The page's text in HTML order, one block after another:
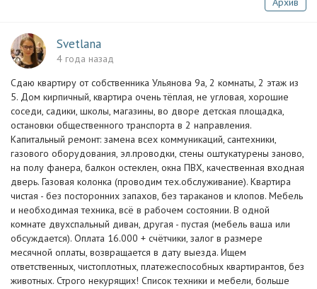
Svetlana
4 года назад
Сдаю квартиру от собственника Ульянова 9а, 2 комнаты, 2 этаж из
5. Дом кирпичный, квартира очень тёплая, не угловая, хорошие
соседи, садики, школы, магазины, во дворе детская площадка,
остановки общественного транспорта в 2 направления.
Капитальный ремонт: замена всех коммуникаций, сантехники,
газового оборудования, эл.проводки, стены оштукатурены заново,
на полу фанера, балкон остеклен, окна ПВХ, качественная входная
дверь. Газовая колонка (проводим тех.обслуживание). Квартира
чистая - без посторонних запахов, без тараканов и клопов. Мебель
и необходимая техника, всё в рабочем состоянии. В одной
комнате двухспальный диван, другая - пустая (мебель ваша или
обсуждается). Оплата 16.000 + счётчики, залог в размере
месячной оплаты, возвращается в дату выезда. Ищем
ответственных, чистоплотных, платежеспособных квартирантов, без
животных. Строго некурящих! Список техники и мебели, больше